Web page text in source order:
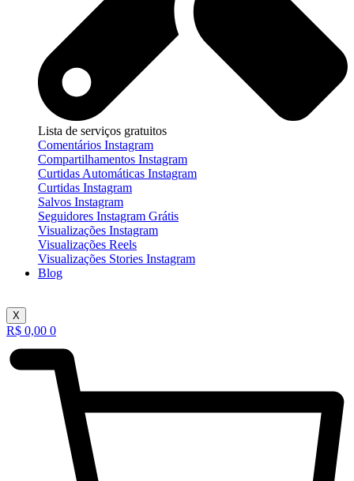
Lista de serviços gratuitos
Comentários Instagram
Compartilhamentos Instagram
Curtidas Automáticas Instagram
Curtidas Instagram
Salvos Instagram
Seguidores Instagram Grátis
Visualizações Instagram
Visualizações Reels
Visualizações Stories Instagram
Blog
X
R$ 0,00 0